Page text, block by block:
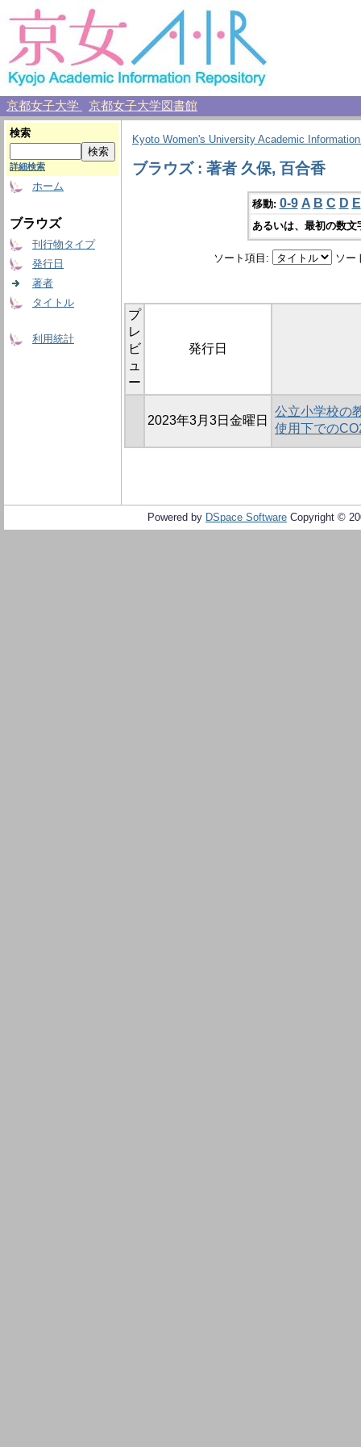
京都女子大学 京都女子大学図書館
検索
詳細検索
ホーム
ブラウズ
刊行物タイプ
発行日
著者
タイトル
利用統計
Kyoto Women's University Academic
ブラウズ : 著者 久保, 百合香
移動: 0-9 A B C D E
あるいは、最初の数
ソート項目: ソー
プ
レ
ビ
ュ
ー
発行日
2023年3月3日金曜日
公立小学校の
使用下での
Powered by DSpace Software Copyright ©